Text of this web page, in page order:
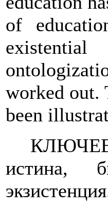
of
worked out.
been
истина,